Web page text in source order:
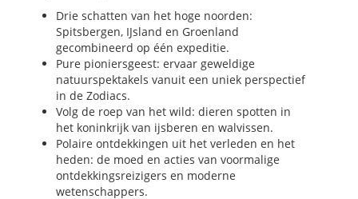
Drie schatten van het hoge noorden:
Spitsbergen, IJsland en Groenland
gecombineerd op één expeditie.
Pure pioniersgeest: ervaar geweldige
natuurspektakels vanuit een uniek perspectief
in de Zodiacs.
Volg de roep van het wild: dieren spotten in
het koninkrijk van ijsberen en walvissen.
Polaire ontdekkingen uit het verleden en het
heden: de moed en acties van voormalige
ontdekkingsreizigers en moderne
wetenschappers.